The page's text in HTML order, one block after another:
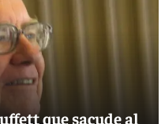
que sacude al